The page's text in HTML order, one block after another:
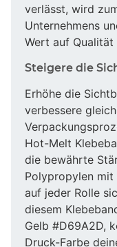
verlässt, wird
Unternehmens
Wert auf
Steigere die
Erhöhe die
verbessere
Hot-Melt
die bewährte
Polypropylen
auf jeder Rolle
diesem
Gelb #D69A2D,
Druck-Farbe